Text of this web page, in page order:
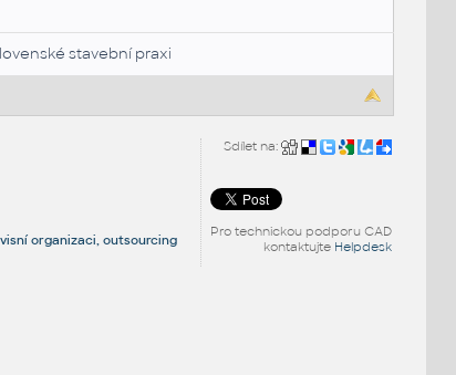
stavební praxi
Sdílet na:
Pro technickou podporu CAD
kontaktujte Helpdesk
organizaci, outsourcing